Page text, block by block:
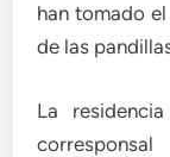
han tomado
de las
La